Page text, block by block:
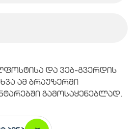
და ვებ-გვერდის
ამ ბრაუზერში
გამოსაყენებლად.